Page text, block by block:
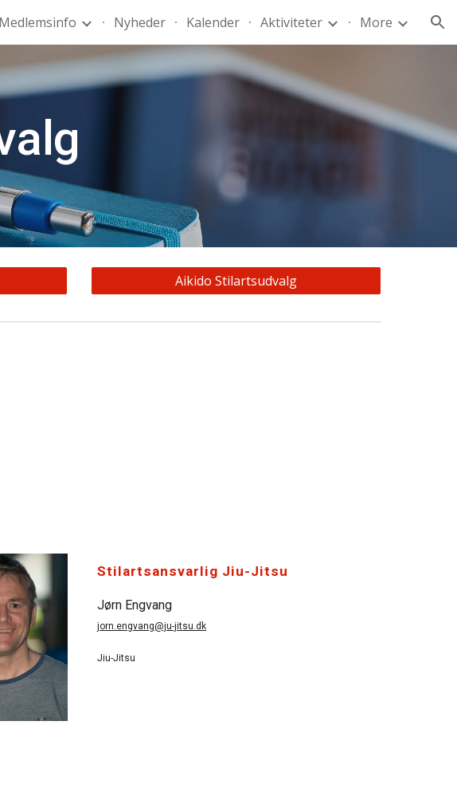
Skip to navigation
Medlemsinfo Nyheder Kalender Aktiviteter More
Aikido Stilartsudvalg
Stilartsansvarlig Jiu-Jitsu
Jørn Engvang
jorn.engvang@ju-jitsu.dk
Jiu-Jitsu